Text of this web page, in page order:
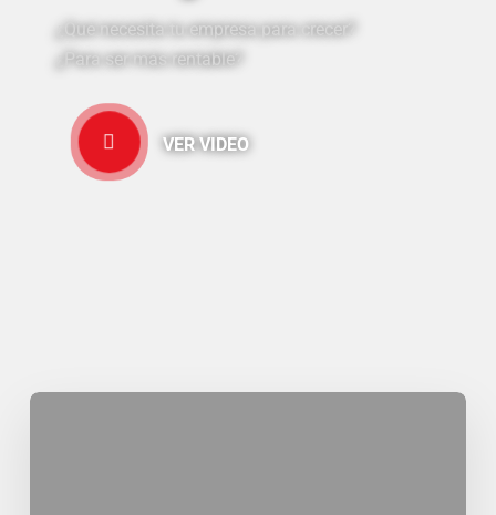
¿Qué necesita tu empresa para crecer?
¿Para ser más rentable?
VER VIDEO